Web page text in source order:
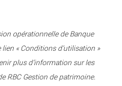
opérationnelle de Banque
« Conditions d’utilisation »
plus d’information sur les
RBC Gestion de patrimoine.